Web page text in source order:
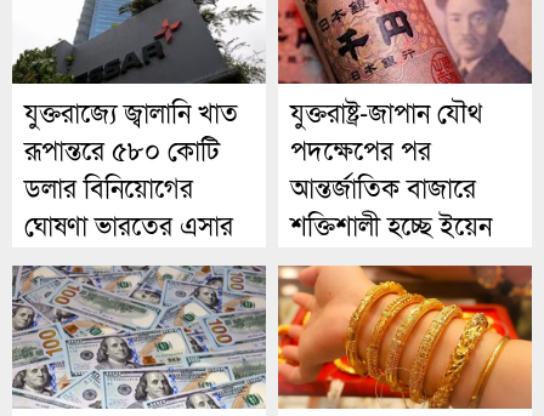
যুক্তরাজ্যে জ্বালানি খাত
রূপান্তরে ৫৮০ কোটি
ডলার বিনিয়োগের
ঘোষণা ভারতের এসার
গ্রুপের
যুক্তরাষ্ট্র-জাপান যৌথ
পদক্ষেপের পর
আন্তর্জাতিক বাজারে
শক্তিশালী হচ্ছে ইয়েন